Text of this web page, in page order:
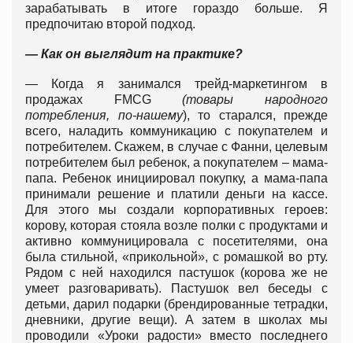
зарабатывать в итоге гораздо больше. Я
предпочитаю второй подход.
— Как он выглядит на практике?
— Когда я занимался трейд-маркетингом в
продажах FMCG(товары народного
потребления, по-нашему), то старался, прежде
всего, наладить коммуникацию с покупателем и
потребителем. Скажем, в случае с Фанни, целевым
потребителем был ребенок, а покупателем – мама-
папа. Ребенок инициировал покупку, а мама-папа
принимали решение и платили деньги на кассе.
Для этого мы создали корпоративных героев:
корову, которая стояла возле полки с продуктами и
активно коммуницировала с посетителями, она
была стильной, «прикольной», с ромашкой во рту.
Рядом с ней находился пастушок (корова же не
умеет разговаривать). Пастушок вел беседы с
детьми, дарил подарки (брендированные тетрадки,
дневники, другие вещи). А затем в школах мы
проводили «Уроки радости» вместо последнего